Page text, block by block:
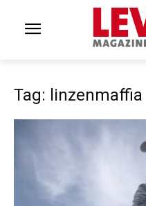
Tag: linzenmaffia